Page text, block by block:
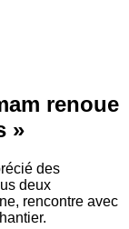
renoue
»
des
deux
rencontre avec